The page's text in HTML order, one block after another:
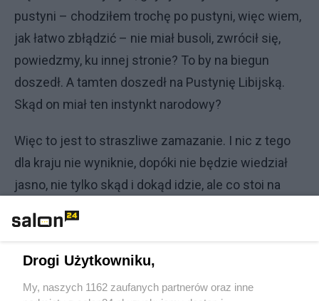
pustyni – chodziłem trochę po pustyni, więc wiem,
jak łatwo zbłądzić – nie miał busoli, zwrócił się,
powiedzmy, ku innej stronie? To by na biegun
doszedł. A tamten doszedł na Pustynię Libijską.
Skąd on miał ten instynkt narodowy?
Więc to jest to straszliwe zamazanie. I nic z tego
dla kraju nie wyniknie, dopóki nie będzie wiedział
jasno, nie tylko skąd i dokąd idzie, ale co stoi na
pokoju, muszę wiedzieć, jaka rzecz jest pierwsza,
komuś coś zabrać za niepłacenie podatków, ale
tym, który widzi książki rozłożone na stole i będzie
Drogi Użytkowniku,
My, naszych 1162 zaufanych partnerów oraz inne